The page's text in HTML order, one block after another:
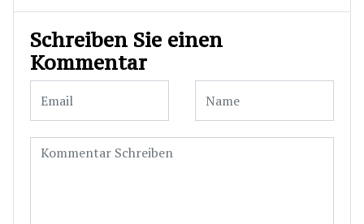
Schreiben Sie einen
Kommentar